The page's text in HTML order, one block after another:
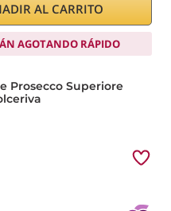
AL CARRITO
AGOTANDO RÁPIDO
Prosecco Superiore